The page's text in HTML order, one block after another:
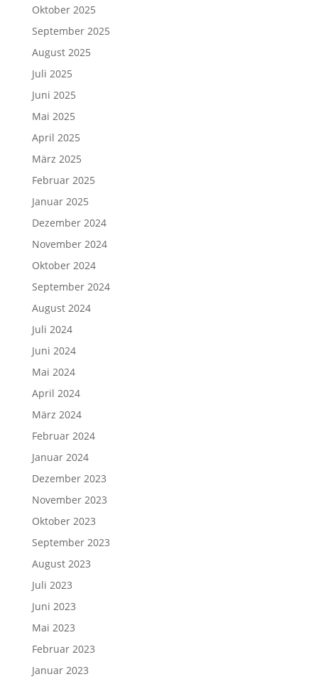
Oktober 2025
September 2025
August 2025
Juli 2025
Juni 2025
Mai 2025
April 2025
März 2025
Februar 2025
Januar 2025
Dezember 2024
November 2024
Oktober 2024
September 2024
August 2024
Juli 2024
Juni 2024
Mai 2024
April 2024
März 2024
Februar 2024
Januar 2024
Dezember 2023
November 2023
Oktober 2023
September 2023
August 2023
Juli 2023
Juni 2023
Mai 2023
Februar 2023
Januar 2023